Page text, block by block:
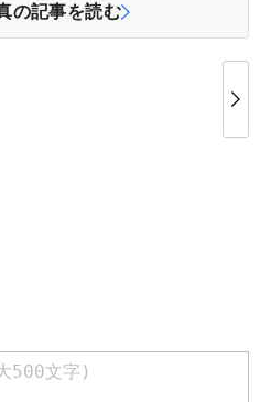
の記事を読む